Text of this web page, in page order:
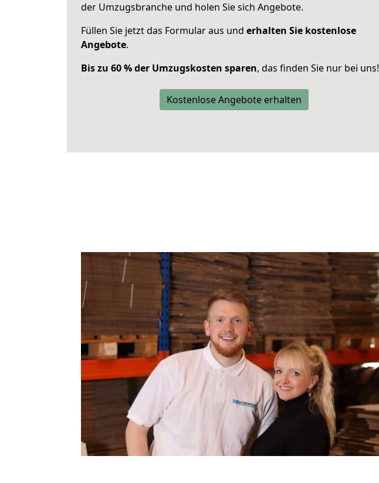
der Umzugsbranche und holen Sie sich Angebote.
Füllen Sie jetzt das Formular aus und erhalten Sie kostenlose
Angebote.
Bis zu 60 % der Umzugskosten sparen, das finden Sie nur bei uns!
Kostenlose Angebote erhalten